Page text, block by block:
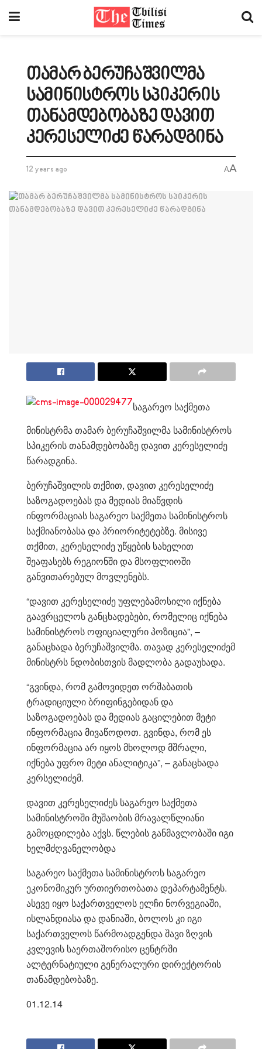
თამარ ბერუჩაშვილმა
სამინისტროს სპიკერის
თანამდებობაზე დავით
კერესელიძე წარადგინა
12 years ago AA
საგარეო საქმეთა
მინისტრმა თამარ ბერუჩაშვილმა სამინისტროს
სპიკერის თანამდებობაზე დავით კერესელიძე
წარადგინა.
ბერუჩაშვილის თქმით, დავით კერესელიძე
საზოგადოებას და მედიას მიაწვდის
ინფორმაციას საგარეო საქმეთა სამინისტროს
საქმიანობასა და პრიორიტეტებზე. მისივე
თქმით, კერესელიძე უწყების სახელით
შეაფასებს რეგიონში და მსოფლიოში
განვითარებულ მოვლენებს.
“დავით კერესელიძე უფლებამოსილი იქნება
გაავრცელოს განცხადებები, რომელიც იქნება
სამინისტროს ოფიციალური პოზიცია”, –
განაცხადა ბერუჩაშვილმა. თავად კერესელიძემ
მინისტრს ნდობისთვის მადლობა გადაუხადა.
“გვინდა, რომ გამოვიდეთ ორშაბათის
ტრადიციული ბრიფინგებიდან და
საზოგადოებას და მედიას გაცილებით მეტი
ინფორმაცია მივაწოდოთ. გვინდა, რომ ეს
ინფორმაცია არ იყოს მხოლოდ მშრალი,
იქნება უფრო მეტი ანალიტიკა”, – განაცხადა
კერსელიძემ.
დავით კერესელიძეს საგარეო საქმეთა
სამინისტროში მუშაობის მრავალწლიანი
გამოცდილება აქვს. წლების განმავლობაში იგი
ხელმძღვანელობდა
საგარეო საქმეთა სამინისტროს საგარეო
ეკონომიკურ ურთიერთობათა დეპარტამენტს.
ასევე იყო საქართველოს ელჩი ნორვეგიაში,
ისლანდიასა და დანიაში, ბოლოს კი იგი
საქართველოს წარმოადგენდა შავი ზღვის
კვლევის საერთაშორისო ცენტრში
ალტერნატიული გენერალური დირექტორის
თანამდებობაზე.
01.12.14